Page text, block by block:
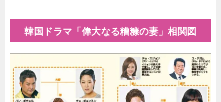
韓国ドラマ「偉大なる糟糠の妻」相関図